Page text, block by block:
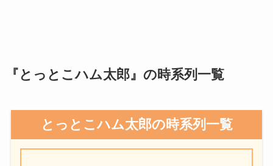
『とっとこハム太郎』の時系列一覧
とっとこハム太郎の時系列一覧